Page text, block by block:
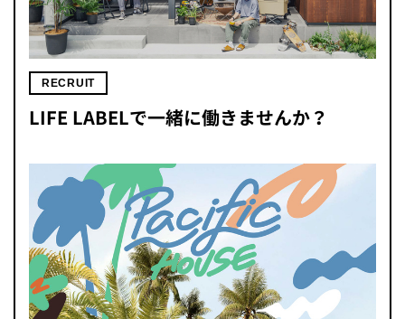
RECRUIT
LIFE LABELで一緒に働きませんか？